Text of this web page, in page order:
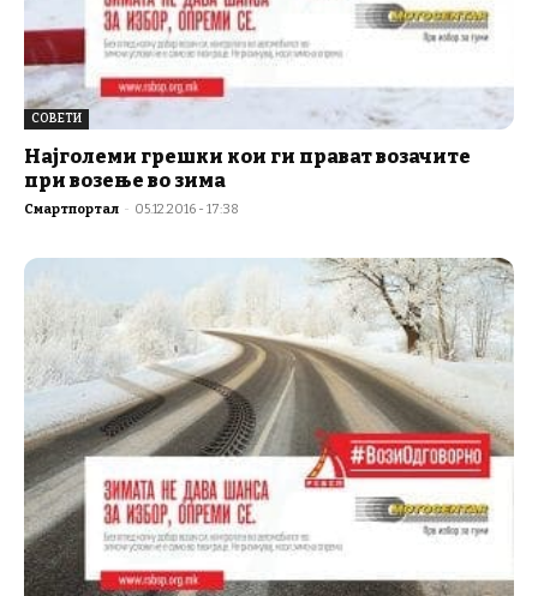
СОВЕТИ
Најголеми грешки кои ги прават возачите
при возење во зима
Смартпортал - 05.12.2016 - 17:38